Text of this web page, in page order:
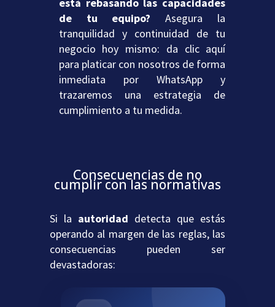
de tu equipo? Asegura la
tranquilidad y continuidad de tu
negocio hoy mismo: da clic aquí
para platicar con nosotros de forma
inmediata por WhatsApp y
trazaremos una estrategia de
cumplimiento a tu medida.
Consecuencias de no
cumplir con las normativas
Si la autoridad detecta que estás
operando al margen de las reglas, las
consecuencias pueden ser
devastadoras: